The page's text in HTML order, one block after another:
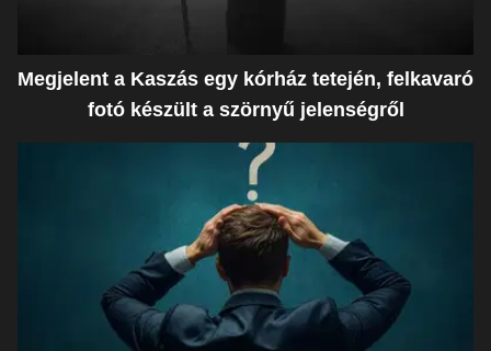
Megjelent a Kaszás egy kórház tetején, felkavaró
fotó készült a szörnyű jelenségről